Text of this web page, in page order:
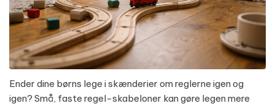
Ender dine børns lege i skænderier om reglerne igen og
igen? Små, faste regel-skabeloner kan gøre legen mere